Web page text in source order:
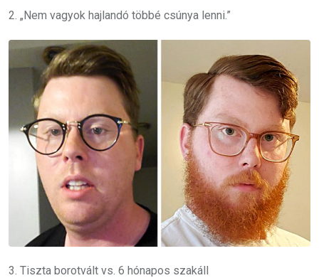
2. „Nem vagyok hajlandó többé csúnya lenni.”
3. Tiszta borotvált vs. 6 hónapos szakáll